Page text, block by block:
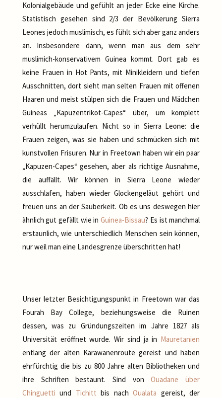
Kolonialgebäude und gefühlt an jeder Ecke eine Kirche.
Statistisch gesehen sind 2/3 der Bevölkerung Sierra
Leones jedoch muslimisch, es fühlt sich aber ganz anders
an. Insbesondere dann, wenn man aus dem sehr
muslimich-konservativem Guinea kommt. Dort gab es
keine Frauen in Hot Pants, mit Minikleidern und tiefen
Ausschnitten, dort sieht man selten Frauen mit offenen
Haaren und meist stülpen sich die Frauen und Mädchen
Guineas „Kapuzentrikot-Capes“ über, um komplett
verhüllt herumzulaufen. Nicht so in Sierra Leone: die
Frauen zeigen, was sie haben und schmücken sich mit
kunstvollen Frisuren. Nur in Freetown haben wir ein paar
„Kapuzen-Capes“ gesehen, aber als richtige Ausnahme,
die auffällt. Wir können in Sierra Leone wieder
ausschlafen, haben wieder Glockengeläut gehört und
freuen uns an der Sauberkeit. Ob es uns deswegen hier
ähnlich gut gefällt wie inGuinea-Bissau? Es ist manchmal
erstaunlich, wie unterschiedlich Menschen sein können,
nur weil man eine Landesgrenze überschritten hat!
Unser letzter Besichtigungspunkt in Freetown war das
Fourah Bay College, beziehungsweise die Ruinen
dessen, was zu Gründungszeiten im Jahre 1827 als
Universität eröffnet wurde. Wir sind ja in Mauretanien
entlang der alten Karawanenroute gereist und haben
ehrfürchtig die bis zu 800 Jahre alten Bibliotheken und
ihre Schriften bestaunt. Sind vonOuadane über
Chinguetti und Tichitt bis nachOualata gereist, der